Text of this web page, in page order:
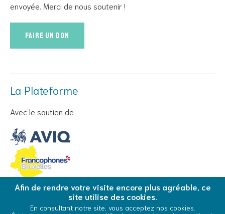
envoyée. Merci de nous soutenir !
Faire un don
La Plateforme
Avec le soutien de
© Copyright 2026 La Plateforme - Tous droits réservés
Afin de rendre votre visite encore plus agréable, ce
site utilise des cookies.
En consultant notre site, vous acceptez nos cookies.